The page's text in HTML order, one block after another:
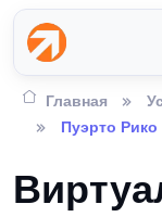
Главная
Пуэрто Рико